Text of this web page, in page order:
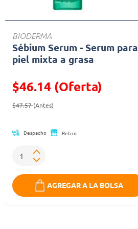
BIODERMA
Sébium Serum - Serum para
piel mixta a grasa
$46.14 (Oferta)
Precio reducido de
$47.57(Antes)
Despacho Retiro
AGREGAR A LA BOLSA